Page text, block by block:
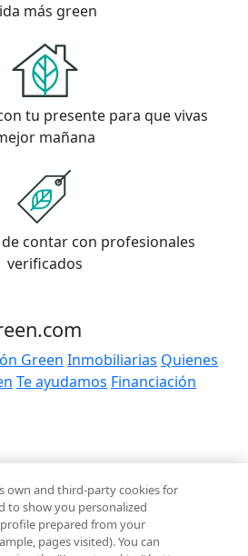
más green
tu presente para que vivas
mañana
contar con profesionales
verificados
Green Inmobiliarias Quienes
Te ayudamos Financiación
own and third-party cookies for
to show you personalized
prepared from your
pages visited). You can